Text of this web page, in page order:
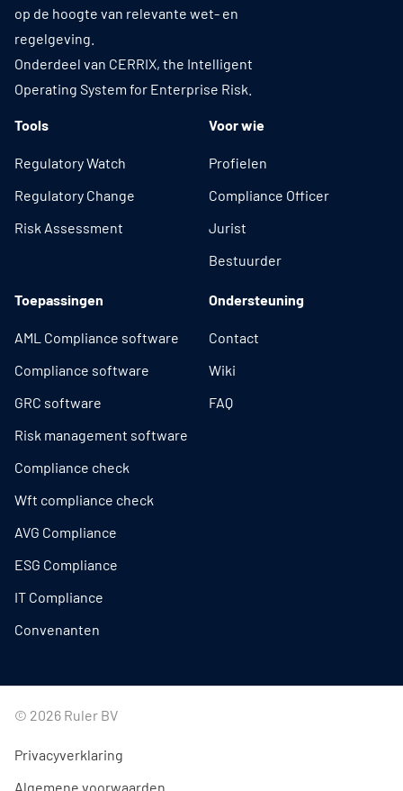
op de hoogte van relevante wet- en
regelgeving.
Onderdeel van CERRIX, the Intelligent
Operating System for Enterprise Risk.
Tools
Regulatory Watch
Regulatory Change
Risk Assessment
Voor wie
Profielen
Compliance Officer
Jurist
Bestuurder
Toepassingen
AML Compliance software
Compliance software
GRC software
Risk management software
Compliance check
Wft compliance check
AVG Compliance
ESG Compliance
IT Compliance
Convenanten
Ondersteuning
Contact
Wiki
FAQ
© 2026 Ruler BV
Privacyverklaring
Algemene voorwaarden